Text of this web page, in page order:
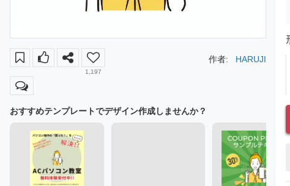
1,197
作者: HARUJI
おすすめテンプレートでデザイン作成しませんか？